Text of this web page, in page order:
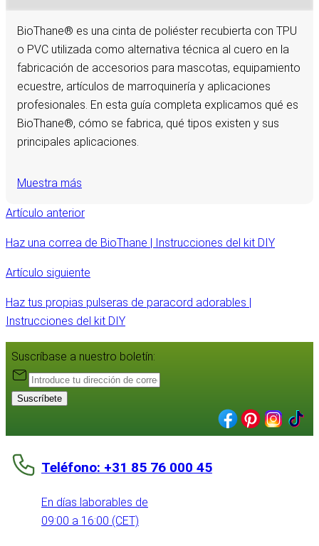
BioThane® es una cinta de poliéster recubierta con TPU
o PVC utilizada como alternativa técnica al cuero en la
fabricación de accesorios para mascotas, equipamiento
ecuestre, artículos de marroquinería y aplicaciones
profesionales. En esta guía completa explicamos qué es
BioThane®, cómo se fabrica, qué tipos existen y sus
principales aplicaciones.
Muestra más
Artículo anterior
Haz una correa de BioThane | Instrucciones del kit DIY
Artículo siguiente
Haz tus propias pulseras de paracord adorables |
Instrucciones del kit DIY
Suscríbase a nuestro boletín:
Suscríbete
Teléfono: +31 85 76 000 45
En días laborables de
09:00 a 16:00 (CET)